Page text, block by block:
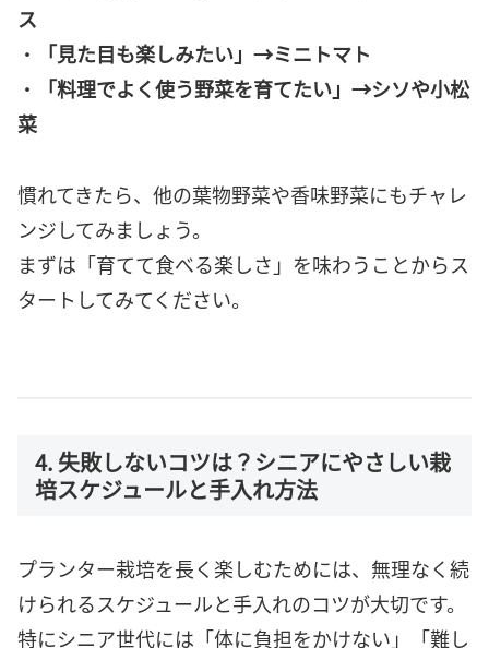
ス
・
「見た目も楽しみたい」→ミニトマト
・
「料理でよく使う野菜を育てたい」→シソや小松
菜
慣れてきたら、他の葉物野菜や香味野菜にもチャレ
ンジしてみましょう。
まずは「育てて食べる楽しさ」を味わうことからス
タートしてみてください。
4. 失敗しないコツは？シニアにやさしい栽
培スケジュールと手入れ方法
プランター栽培を長く楽しむためには、無理なく続
けられるスケジュールと手入れのコツが大切です。
特にシニア世代には「体に負担をかけない」「難し